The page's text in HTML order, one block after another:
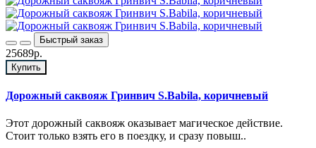
Быстрый заказ
25689р.
Купить
Дорожный саквояж Гринвич S.Babila, коричневый
Этот дорожный саквояж оказывает магическое действие.
Стоит только взять его в поездку, и сразу повыш..